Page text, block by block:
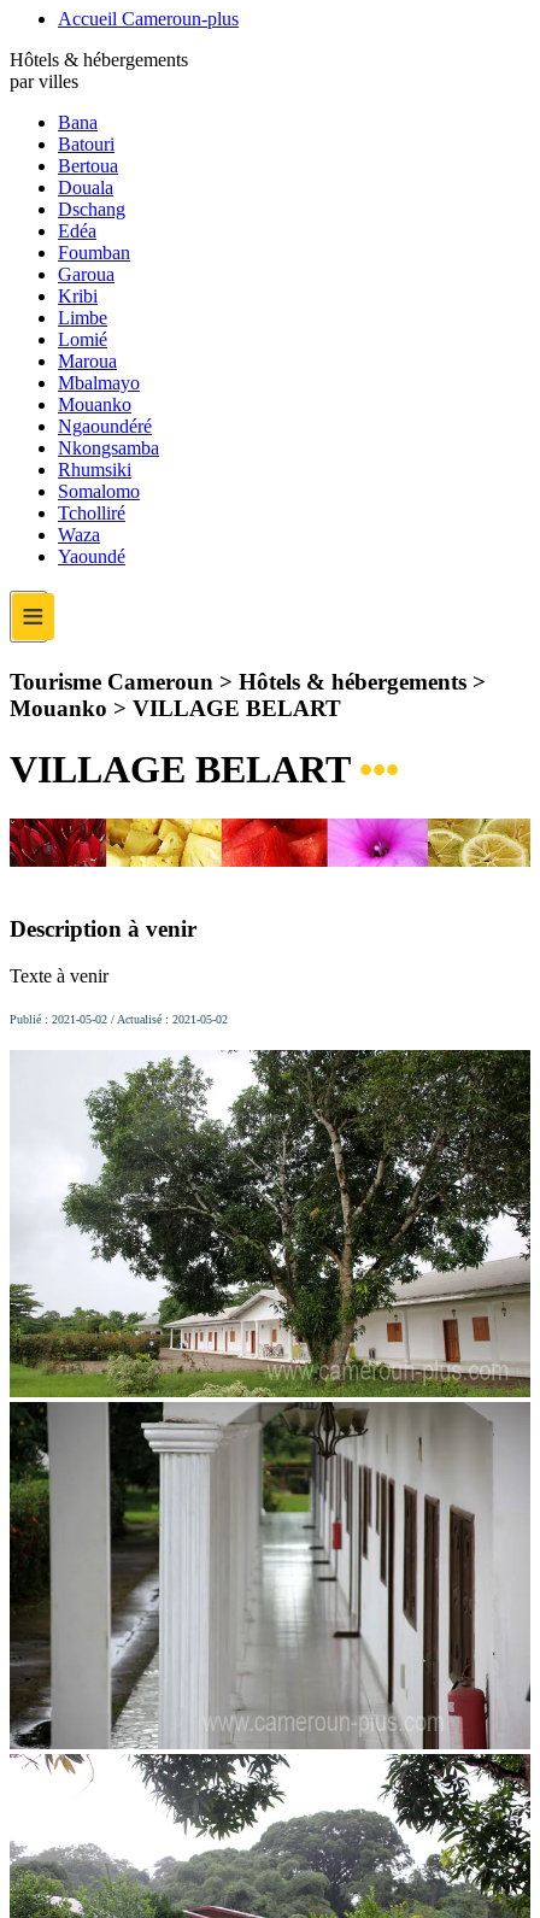
Accueil Cameroun-plus
Hôtels & hébergements
par villes
Bana
Batouri
Bertoua
Douala
Dschang
Edéa
Foumban
Garoua
Kribi
Limbe
Lomié
Maroua
Mbalmayo
Mouanko
Ngaoundéré
Nkongsamba
Rhumsiki
Somalomo
Tcholliré
Waza
Yaoundé
≡
Tourisme Cameroun > Hôtels & hébergements >
Mouanko > VILLAGE BELART
VILLAGE BELART •••
Description à venir
Texte à venir
Publié : 2021-05-02 / Actualisé : 2021-05-02